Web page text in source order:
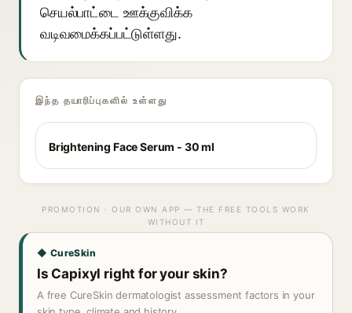
செயல்பாட்டை ஊக்குவிக்க
வடிவமைக்கப்பட்டுள்ளது.
இந்த தயாரிப்புகளில் உள்ளது
Brightening Face Serum - 30 ml
PROMOTION · OUR OWN APP — THE FREE TOOLS WORK
WITHOUT IT
◆ CureSkin
Is Capixyl right for your skin?
A free CureSkin dermatologist assessment factors in your